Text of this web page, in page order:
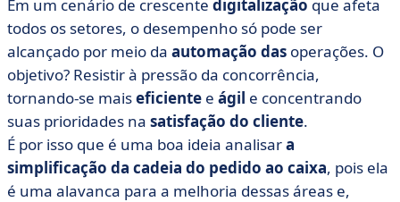
• Por que usar um software para aprimorar seu
processo de pedido para pagamento?
• Soluções Order to Cash
• Transformação digital e o processo de pedido para
pagamento
Em um cenário de crescente digitalização que afeta
todos os setores, o desempenho só pode ser
alcançado por meio da automação das operações. O
objetivo? Resistir à pressão da concorrência,
tornando-se maiseficiente e ágil e concentrando
suas prioridades na satisfação do cliente.
É por isso que é uma boa ideia analisara
simplificação da cadeia do pedido ao caixa, pois ela
é uma alavanca para a melhoria dessas áreas e,